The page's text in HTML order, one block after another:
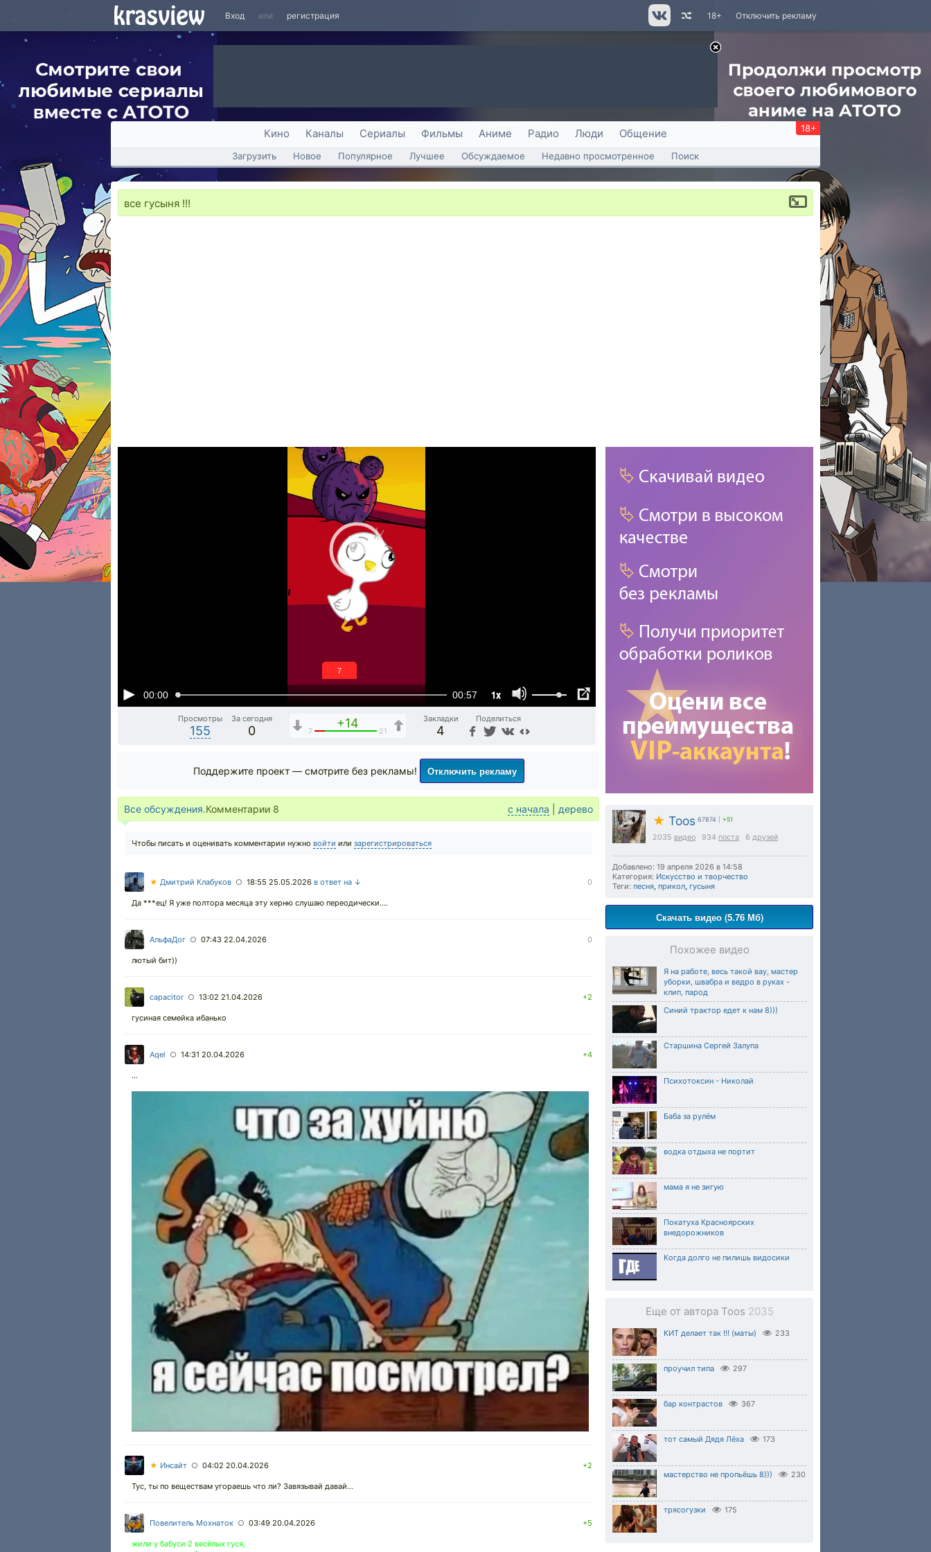
Вход или регистрация Отключить рекламу
18+
Кино Каналы Сериалы Фильмы Аниме Радио Люди Общение 18+
Загрузить Новое Популярное Лучшее Обсуждаемое Недавно просмотренное Поиск
все гусыня !!!
00:00 00:57 1x
6
Просмотры
155
За сегодня
0
+14
7 21
Закладки
4
Поделиться
★ Toos 67874 +51
2035 видео 934 поста 6 друзей
Добавлено: 19 апреля 2026 в 14:58
Категория: Искусство и творчество
Теги: песня, прикол, гусыня
Скачать видео (5.76 Мб)
Похожее видео
Я на работе, весь такой вау, мастер
уборки, швабра и ведро в руках -
клип, парод
Синий трактор едет к нам 8)))
Старшина Сергей Залупа
Психотоксин - Николай
Баба за рулём
водка отдыха не портит
мама я не зигую
Покатуха Красноярских
внедорожников
Когда долго не пилишь видосики
Еще от автора Toos 2035
КИТ делает так !!! (маты) 233
проучил типа 297
бар контрастов 367
тот самый Дядя Лёха 173
мастерство не пропьёшь 8))) 230
трясогузки 175
Поддержите проект — смотрите без рекламы! Отключить рекламу
Все обсуждения.Комментарии 8 с начала дерево
Чтобы писать и оценивать комментарии нужно войти или зарегистрироваться
★ Дмитрий Клабуков ○ 18:55 25.05.2026 в ответ на ↓ 0
Да ***ец! Я уже полтора месяца эту херню слушаю переодически....
АльфаДог ○ 07:43 22.04.2026 0
лютый бит))
capacitor ○ 13:02 21.04.2026 +2
гусиная семейка ибанько
Aqel ○ 14:31 20.04.2026 +4
...
★ Инсайт ○ 04:02 20.04.2026 +2
Тус, ты по веществам угораешь что ли? Завязывай давай...
Повелитель Мохнаток ○ 03:49 20.04.2026 +5
жили у бабуси 2 весёлых гуся,